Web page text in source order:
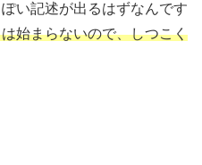
い記述が出るはずなんです
始まらないので、しつこく